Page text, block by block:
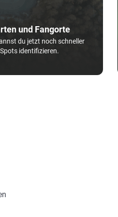
und Fangorte
du jetzt noch schneller
identifizieren.